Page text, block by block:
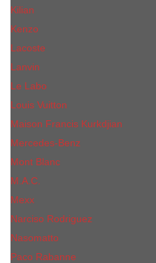
Kilian
Kenzo
Lacoste
Lanvin
Le Labo
Louis Vuitton
Maison Francis Kurkdjian
Mercedes-Benz
Mont Blanc
M.А.C.
Mexx
Narciso Rodriguez
Nasomatto
Paco Rabanne